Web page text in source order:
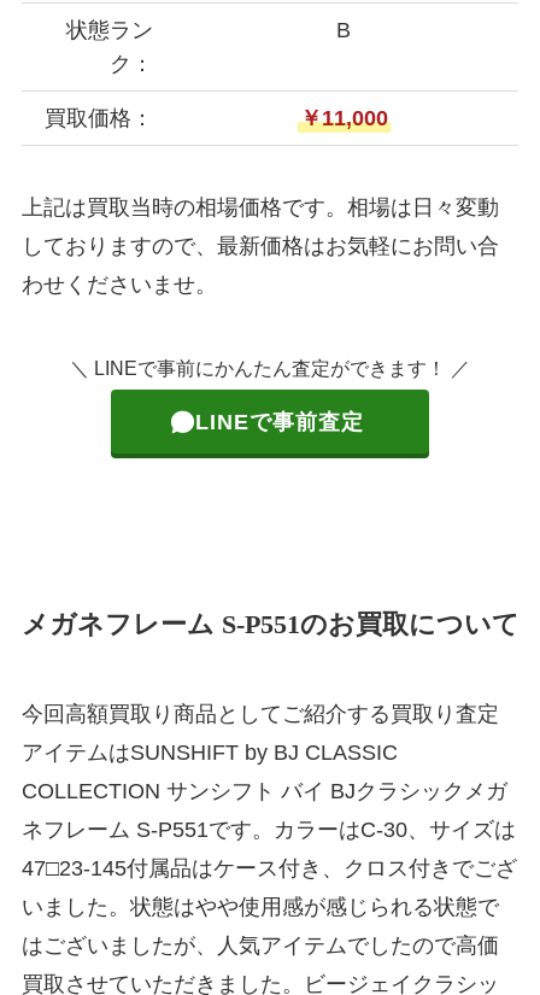
状態ラン
ク：
B
買取価格： ￥11,000
上記は買取当時の相場価格です。相場は日々変動
しておりますので、最新価格はお気軽にお問い合
わせくださいませ。
＼ LINEで事前にかんたん査定ができます！ ／
LINEで事前査定
メガネフレーム S-P551のお買取について
今回高額買取り商品としてご紹介する買取り査定
アイテムはSUNSHIFT by BJ CLASSIC
COLLECTION サンシフト バイ BJクラシックメガ
ネフレーム S-P551です。カラーはC-30、サイズは
47□23-145付属品はケース付き、クロス付きでござ
いました。状態はやや使用感が感じられる状態で
はございましたが、人気アイテムでしたので高価
買取させていただきました。ビージェイクラシッ